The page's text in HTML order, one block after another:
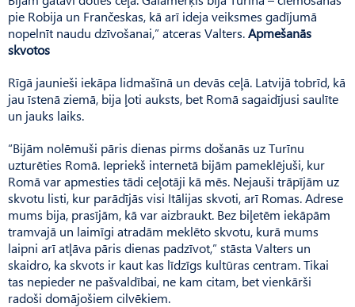
pie Robija un Frančeskas, kā arī ideja veiksmes gadījumā
nopelnīt naudu dzīvošanai,” atceras Valters.Apmešanās
skvotos
Rīgā jaunieši iekāpa lidmašīnā un devās ceļā. Latvijā tobrīd, kā
jau īstenā ziemā, bija ļoti auksts, bet Romā sagaidījusi saulīte
un jauks laiks.
“Bijām nolēmuši pāris dienas pirms došanās uz Turīnu
uzturēties Romā. Iepriekš internetā bijām pameklējuši, kur
Romā var apmesties tādi ceļotāji kā mēs. Nejauši trāpījām uz
skvotu listi, kur parādījās visi Itālijas skvoti, arī Romas. Adrese
mums bija, prasījām, kā var aizbraukt. Bez biļetēm iekāpām
tramvajā un laimīgi atradām meklēto skvotu, kurā mums
laipni arī atļāva pāris dienas padzīvot,” stāsta Valters un
skaidro, ka skvots ir kaut kas līdzīgs kultūras centram. Tikai
tas nepieder ne pašvaldībai, ne kam citam, bet vienkārši
radoši domājošiem cilvēkiem.